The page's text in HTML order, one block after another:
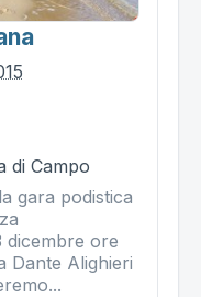
di Campo
gara podistica
dicembre ore
Dante Alighieri